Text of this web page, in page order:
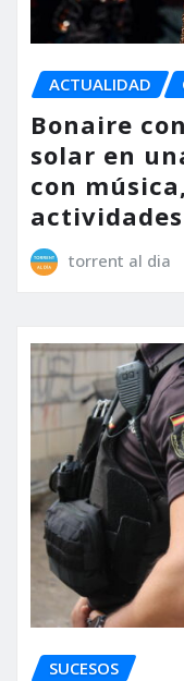
ACTUALIDAD
Bonaire
solar en
con
torrent al dia
SUCESOS